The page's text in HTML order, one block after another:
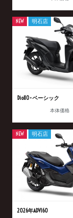
Dio110･ベーシック
本体価格
NEW 明石店
2026年ADV160
NEW 明石店